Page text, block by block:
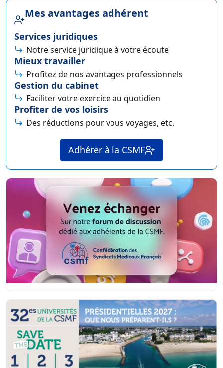
Mes avantages adhérent
Services juridiques
Notre service juridique à votre écoute
Mieux travailler
Profitez de nos avantages professionnels
Gestion du cabinet
Faciliter votre exercice au quotidien
Profiter de vos loisirs
Des réductions pour vous voyages, etc.
Adhérer à la CSMF